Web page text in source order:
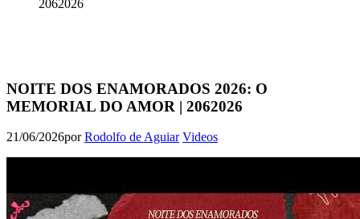
2062026
NOITE DOS ENAMORADOS 2026: O
MEMORIAL DO AMOR | 2062026
21/06/2026porRodolfo de Aguiar Videos